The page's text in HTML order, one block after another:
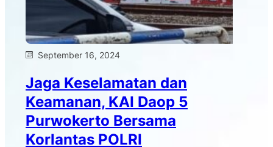
September 16, 2024
Jaga Keselamatan dan
Keamanan, KAI Daop 5
Purwokerto Bersama
Korlantas POLRI